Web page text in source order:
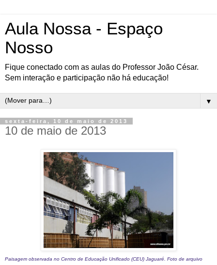
Aula Nossa - Espaço
Nosso
Fique conectado com as aulas do Professor João César.
Sem interação e participação não há educação!
▼
sexta-feira, 10 de maio de 2013
10 de maio de 2013
Paisagem observada no Centro de Educação Unificado (CEU) Jaguaré. Foto de arquivo